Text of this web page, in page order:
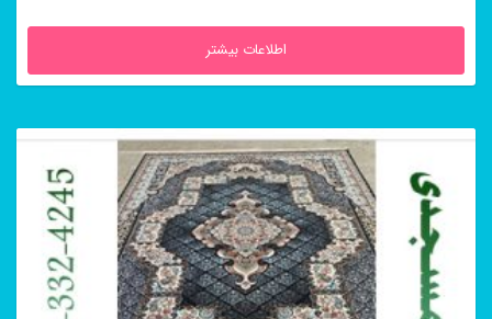
اطلاعات بیشتر